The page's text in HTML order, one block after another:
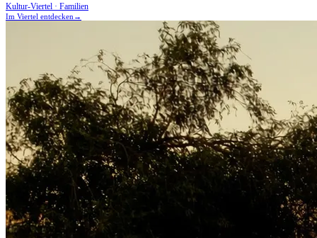
Kultur-Viertel · Familien
Im Viertel entdecken →